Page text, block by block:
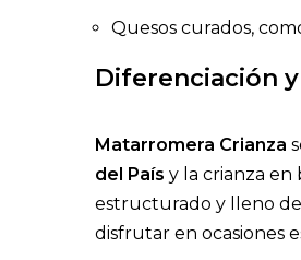
Quesos curados,
Diferenciación
Matarromera Crianza
del País y la crianza
estructurado y lleno
disfrutar en ocasiones